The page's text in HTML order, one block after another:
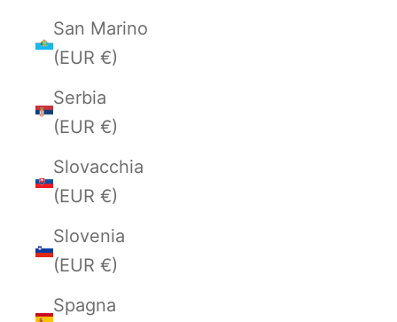
San Marino
(EUR €)
Serbia
(EUR €)
Slovacchia
(EUR €)
Slovenia
(EUR €)
Spagna